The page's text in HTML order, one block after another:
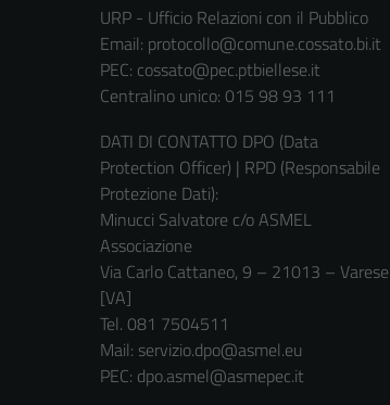
URP - Ufficio Relazioni con il Pubblico
Email: protocollo@comune.cossato.bi.it
PEC: cossato@pec.ptbiellese.it
Centralino unico: 015 98 93 111
DATI DI CONTATTO DPO (Data
Protection Officer) | RPD (Responsabile
Protezione Dati):
Minucci Salvatore c/o ASMEL
Associazione
Via Carlo Cattaneo, 9 – 21013 – Varese
[VA]
Tel. 081 7504511
Mail: servizio.dpo@asmel.eu
PEC: dpo.asmel@asmepec.it